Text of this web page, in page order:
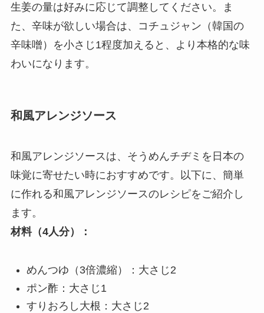
生姜の量は好みに応じて調整してください。ま
た、辛味が欲しい場合は、コチュジャン（韓国の
辛味噌）を小さじ1程度加えると、より本格的な味
わいになります。
和風アレンジソース
和風アレンジソースは、そうめんチヂミを日本の
味覚に寄せたい時におすすめです。以下に、簡単
に作れる和風アレンジソースのレシピをご紹介し
ます。
材料（4人分）：
めんつゆ（3倍濃縮）：大さじ2
ポン酢：大さじ1
すりおろし大根：大さじ2